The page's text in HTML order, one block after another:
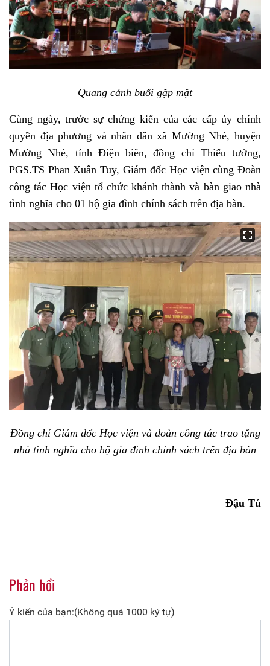
Quang cảnh buổi gặp mặt
Cùng ngày, trước sự chứng kiến của các cấp ủy chính
quyền địa phương và nhân dân xã Mường Nhé, huyện
Mường Nhé, tỉnh Điện biên, đồng chí Thiếu tướng,
PGS.TS Phan Xuân Tuy, Giám đốc Học viện cùng Đoàn
công tác Học viện tổ chức khánh thành và bàn giao nhà
tình nghĩa cho 01 hộ gia đình chính sách trên địa bàn.
Đồng chí Giám đốc Học viện và đoàn công tác trao tặng
nhà tình nghĩa cho hộ gia đình chính sách trên địa bàn
Đậu Tú
Phản hồi
Ý kiến của bạn:(Không quá 1000 ký tự)